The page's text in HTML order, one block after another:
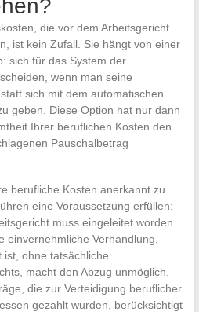
die vor dem Arbeitsgericht
ist kein Zufall. Sie hängt von einer
sich für das System der
wenn man seine
sich mit dem automatischen
geben. Diese Option hat nur dann
Ihrer beruflichen Kosten den
Pauschalbetrag
berufliche Kosten anerkannt zu
eine Voraussetzung erfüllen:
muss eingeleitet worden
einvernehmliche Verhandlung,
ohne tatsächliche
macht den Abzug unmöglich.
die zur Verteidigung beruflicher
gezahlt wurden, berücksichtigt